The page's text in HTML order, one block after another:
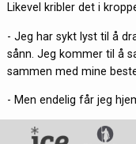
Likevel kribler det i
- Jeg har sykt lyst til å
sånn. Jeg kommer til å
sammen med mine
- Men endelig får jeg